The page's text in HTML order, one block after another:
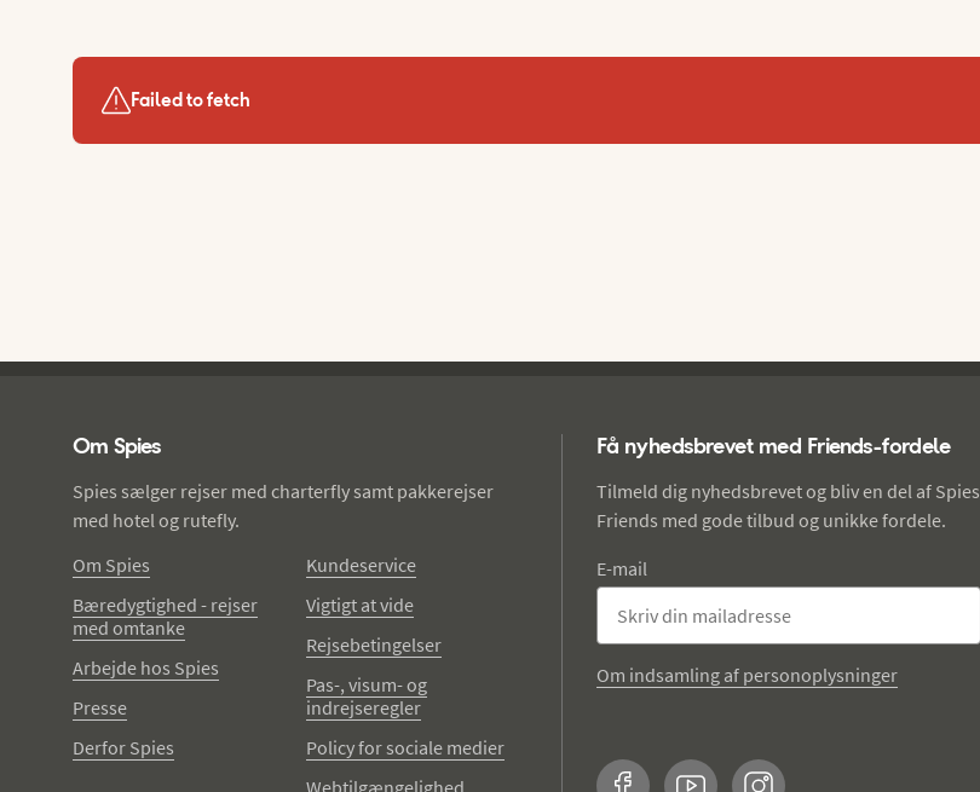
Failed to fetch
Om Spies
Spies sælger rejser med charterfly samt pakkerejser
med hotel og rutefly.
Om Spies
Bæredygtighed - rejser
med omtanke
Arbejde hos Spies
Presse
Derfor Spies
Kundeservice
Vigtigt at vide
Rejsebetingelser
Pas-, visum- og
indrejseregler
Policy for sociale medier
Webtilgængelighed
Få nyhedsbrevet med Friends-fordele
Tilmeld dig nyhedsbrevet og bliv en del af Spies
Friends med gode tilbud og unikke fordele.
E-mail
Om indsamling af personoplysninger